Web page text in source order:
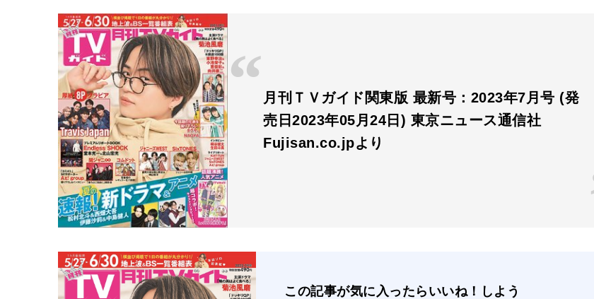
月刊ＴＶガイド関東版 最新号：2023年7月号 (発
売日2023年05月24日) 東京ニュース通信社
Fujisan.co.jpより
この記事が気に入ったらいいね！しよう